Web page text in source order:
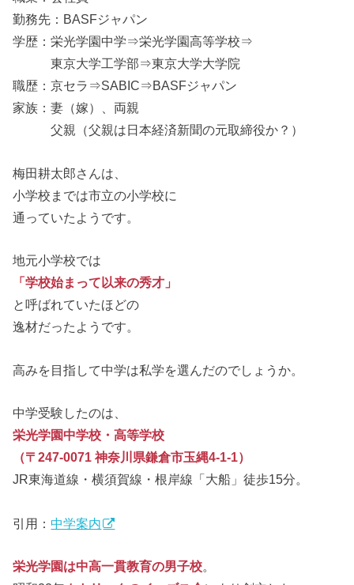
勤務先：BASFジャパン
学歴：栄光学園中学⇒栄光学園高等学校⇒
東京大学工学部⇒東京大学大学院
職歴：京セラ⇒SABIC⇒BASFジャパン
家族：妻（嫁）、両親
父親（父親は日本経済新聞の元取締役か？）
梅田耕太郎さんは、
小学校までは市立の小学校に
通っていたようです。
地元小学校では
「学校始まって以来の秀才」
と呼ばれていたほどの
逸材だったようです。
高みを目指して中学は私学を選んだのでしょうか。
中学受験したのは、
栄光学園中学校・高等学校
（〒247-0071 神奈川県鎌倉市玉縄4-1-1）
JR東海道線・横須賀線・根岸線「大船」徒歩15分。
引用：中学案内
栄光学園は中高一貫教育の男子校。